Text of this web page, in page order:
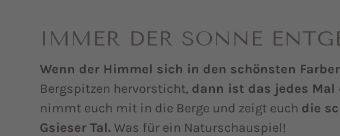
IMMER DER SONNE
Wenn der Himmel sich in den schönsten
Bergspitzen hervorsticht, dann ist das jedes Mal
nimmt euch mit in die Berge und zeigt euch die
Gsieser Tal. Was für ein Naturschauspiel!